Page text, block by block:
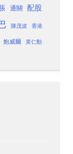
通關 配股
陳茂波 香港
鮑威爾 黃仁勳